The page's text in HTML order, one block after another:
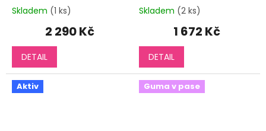
Skladem (1 ks)
2 290 Kč
DETAIL
Skladem (2 ks)
1 672 Kč
DETAIL
Aktiv Guma v pase